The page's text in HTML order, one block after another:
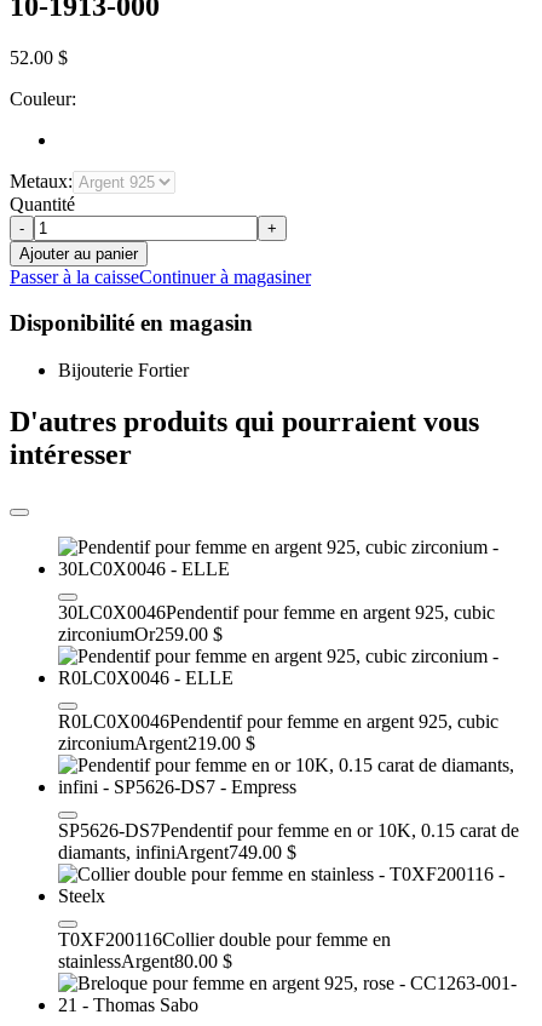
52.00 $
Couleur:
Metaux:
Quantité
-
+
Ajouter au panier
Passer à la caisseContinuer à magasiner
Disponibilité en magasin
Bijouterie Fortier
D'autres produits qui pourraient vous
intéresser
30LC0X0046Pendentif pour femme en argent 925, cubic
zirconiumOr259.00 $
R0LC0X0046Pendentif pour femme en argent 925, cubic
zirconiumArgent219.00 $
SP5626-DS7Pendentif pour femme en or 10K, 0.15 carat de
diamants, infiniArgent749.00 $
T0XF200116Collier double pour femme en
stainlessArgent80.00 $